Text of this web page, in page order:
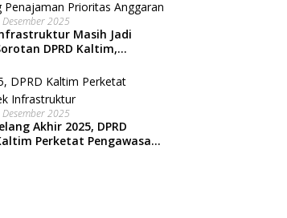
Desember 2025
Masih Jadi
DPRD Kaltim,
Prioritas
Anggaran
Desember 2025
Akhir 2025, DPRD
Perketat Pengawasan